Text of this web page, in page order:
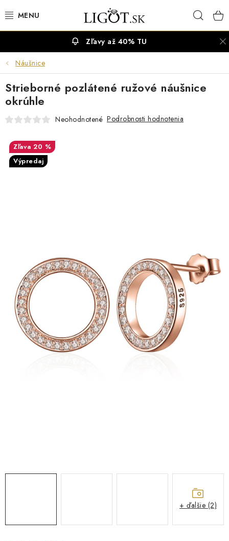
na
NÁHRDELNÍKY
NÁRAMKY
PRSTENE
SETY ŠPERKOV
ŠPERKY
Doprava a platba Vrátenie, výmena, reklamácia
Kontakt
Obchodné podmienky
Ochrana súkromia
Zľavy až 40% TU
Náušnice
Strieborné pozlátené ružové náušnice
okrúhle
Neohodnotené Podrobnosti hodnotenia
20 %
Výpredaj
+ ďalšie (2)